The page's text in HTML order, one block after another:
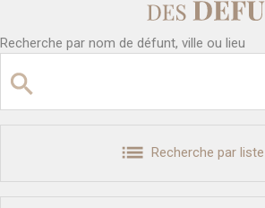
Recherche par nom de défunt, ville ou lieu
Recherche par liste